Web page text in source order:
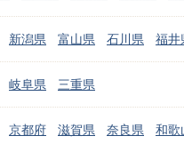
新潟県 富山県 石川県 福井
岐阜県 三重県
京都府 滋賀県 奈良県 和歌